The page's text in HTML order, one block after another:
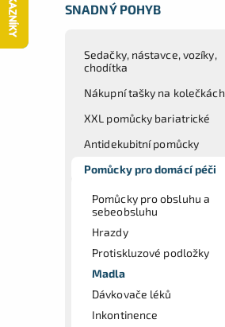
SNADNÝ POHYB
Sedačky, nástavce, vozíky,
chodítka
Nákupní tašky na kolečkách
XXL pomůcky bariatrické
Antidekubitní pomůcky
Pomůcky pro domácí péči
Pomůcky pro obsluhu a
sebeobsluhu
Hrazdy
Protiskluzové podložky
Madla
Dávkovače léků
Inkontinence